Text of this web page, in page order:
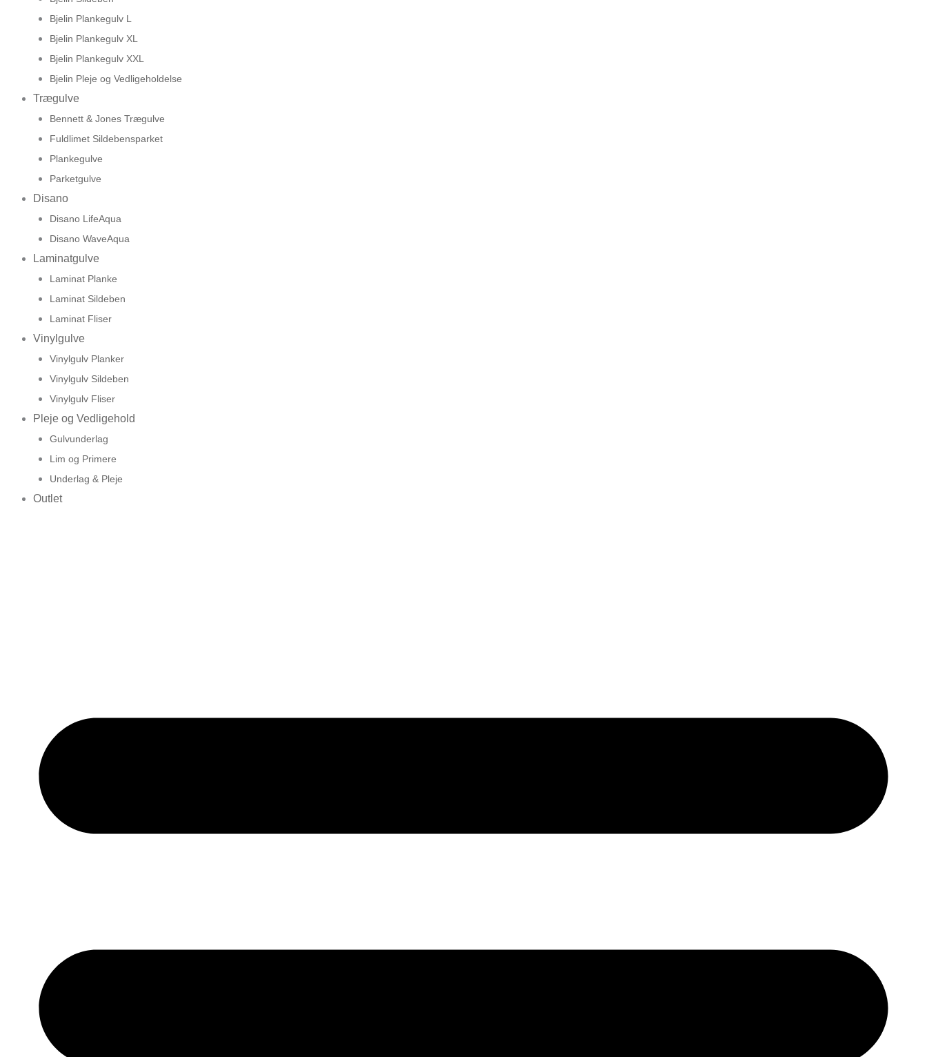
Bjelin Plankegulv L
Bjelin Plankegulv XL
Bjelin Plankegulv XXL
Bjelin Pleje og Vedligeholdelse
Trægulve
Bennett & Jones Trægulve
Fuldlimet Sildebensparket
Plankegulve
Parketgulve
Disano
Disano LifeAqua
Disano WaveAqua
Laminatgulve
Laminat Planke
Laminat Sildeben
Laminat Fliser
Vinylgulve
Vinylgulv Planker
Vinylgulv Sildeben
Vinylgulv Fliser
Pleje og Vedligehold
Gulvunderlag
Lim og Primere
Underlag & Pleje
Outlet